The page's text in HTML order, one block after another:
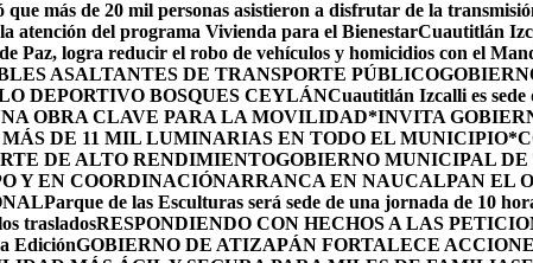
más de 20 mil personas asistieron a disfrutar de la
atención del programa Vivienda para el BienestarCuautitlán
Paz, logra reducir el robo de vehículos y homicidios con el
ASALTANTES DE TRANSPORTE PÚBLICO
DEPORTIVO BOSQUES CEYLÁNCuautitlán Izcalli es
OBRA CLAVE PARA LA MOVILIDAD*INVITA
DE 11 MIL LUMINARIAS EN TODO EL MUNICIPIO*
DE ALTO RENDIMIENTOGOBIERNO MUNICIPAL
Y EN COORDINACIÓNARRANCA EN NAUCALPAN EL
Parque de las Esculturas será sede de una jornada de 10
trasladosRESPONDIENDO CON HECHOS A LAS
EdiciónGOBIERNO DE ATIZAPÁN FORTALECE